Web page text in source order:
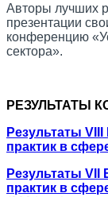
Авторы лучших
презентации
конференцию
сектора».
РЕЗУЛЬТАТЫ
Результаты
практик в
Результаты VII
практик в